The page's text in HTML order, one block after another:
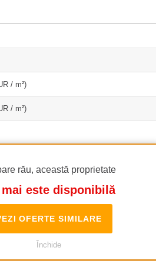
rău, această proprietate
mai este disponibilă
OFERTE SIMILARE
Închide
/ m²)
/ m²)